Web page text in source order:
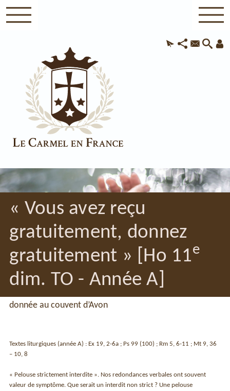
« Vous avez reçu
gratuitement, donnez
gratuitement » [Ho 11e
dim. TO - Année A]
donnée au couvent d’Avon
Textes liturgiques (année A) : Ex 19, 2-6a ; Ps 99 (100) ; Rm 5, 6-11 ; Mt 9, 36
– 10, 8
« Pelouse strictement interdite ». Nos redondances verbales ont souvent
valeur de symptôme. Que serait un interdit non strict ? Une pelouse